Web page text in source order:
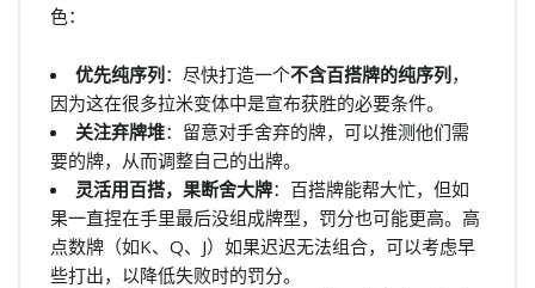
色：
优先纯序列：尽快打造一个不含百搭牌的纯序列，
因为这在很多拉米变体中是宣布获胜的必要条件。
关注弃牌堆：留意对手舍弃的牌，可以推测他们需
要的牌，从而调整自己的出牌。
灵活用百搭，果断舍大牌：百搭牌能帮大忙，但如
果一直捏在手里最后没组成牌型，罚分也可能更高。高
点数牌（如K、Q、J）如果迟迟无法组合，可以考虑早
些打出，以降低失败时的罚分。